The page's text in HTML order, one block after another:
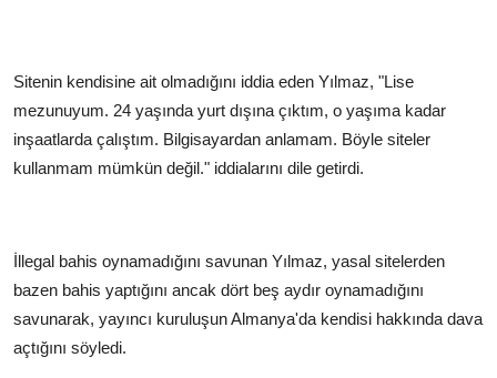
Sitenin kendisine ait olmadığını iddia eden Yılmaz, "Lise
mezunuyum. 24 yaşında yurt dışına çıktım, o yaşıma kadar
inşaatlarda çalıştım. Bilgisayardan anlamam. Böyle siteler
kullanmam mümkün değil." iddialarını dile getirdi.
İllegal bahis oynamadığını savunan Yılmaz, yasal sitelerden
bazen bahis yaptığını ancak dört beş aydır oynamadığını
savunarak, yayıncı kuruluşun Almanya'da kendisi hakkında dava
açtığını söyledi.